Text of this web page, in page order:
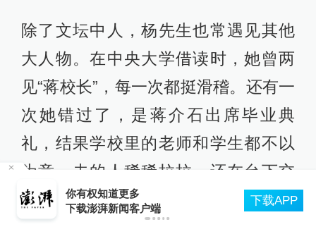
除了文坛中人，杨先生也常遇见其他
大人物。在中央大学借读时，她曾两
见“蒋校长”，每一次都挺滑稽。还有一
次她错过了，是蒋介石出席毕业典
礼，结果学校里的老师和学生都不以
为意，去的人稀稀拉拉，还在台下交
头接耳，让蒋介石大为恼火。
扫描“主播”｜主播利用未成年人喊网友“爸爸”博流
量，“母女合拍”多账号被封禁